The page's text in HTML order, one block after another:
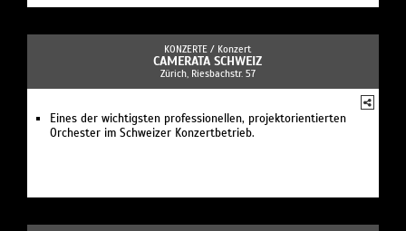
KONZERTE / Konzert
CAMERATA SCHWEIZ
Zürich, Riesbachstr. 57
Eines der wichtigsten professionellen, projektorientierten
Orchester im Schweizer Konzertbetrieb.